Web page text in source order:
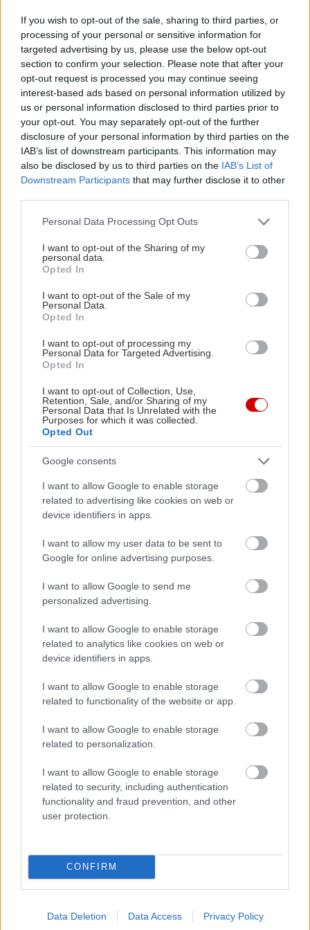
If you wish to opt-out of the sale, sharing to third parties, or
processing of your personal or sensitive information for
targeted advertising by us, please use the below opt-out
section to confirm your selection. Please note that after your
opt-out request is processed you may continue seeing
interest-based ads based on personal information utilized by
us or personal information disclosed to third parties prior to
your opt-out. You may separately opt-out of the further
disclosure of your personal information by third parties on the
IAB’s list of downstream participants. This information may
also be disclosed by us to third parties on the IAB’s List of
Downstream Participants that may further disclose it to other
Please note that this website/app uses one or more Google
not limited to your visit or usage behaviour. You may click to
grant or deny consent to Google and its third-party tags to
use your data for below specified purposes in below Google
consent section.
Personal Data Processing Opt Outs
I want to opt-out of the Sharing of my
personal data.
Opted In
I want to opt-out of the Sale of my
Personal Data.
Opted In
I want to opt-out of processing my
Personal Data for Targeted Advertising.
Opted In
I want to opt-out of Collection, Use,
Retention, Sale, and/or Sharing of my
Personal Data that Is Unrelated with the
Purposes for which it was collected.
Opted Out
Google consents
I want to allow Google to enable storage
related to advertising like cookies on web or
device identifiers in apps.
I want to allow my user data to be sent to
Google for online advertising purposes.
I want to allow Google to send me
personalized advertising.
I want to allow Google to enable storage
related to analytics like cookies on web or
device identifiers in apps.
I want to allow Google to enable storage
related to functionality of the website or app.
I want to allow Google to enable storage
related to personalization.
I want to allow Google to enable storage
related to security, including authentication
functionality and fraud prevention, and other
user protection.
CONFIRM
Data Deletion Data Access Privacy Policy
σφαιρικό τρόπο την ανάγκη για μια όσο το
δυνατόν φιλικότερη προς το περιβάλλον
μετακίνηση.
Διαβάστε επίσης
EV